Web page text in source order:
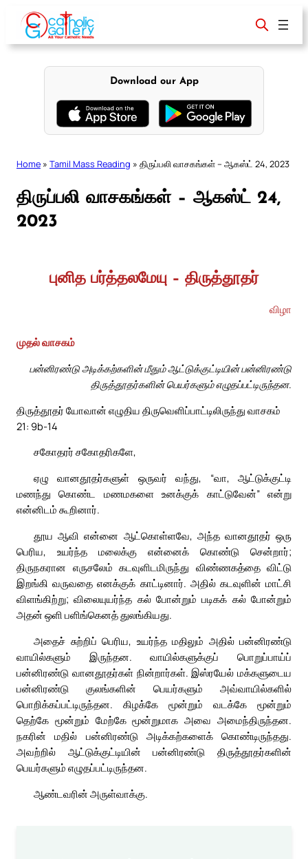
content
Download our App
Home » Tamil Mass Reading » திருப்பலி வாசகங்கள் – ஆகஸ்ட் 24, 2023
திருப்பலி வாசகங்கள் – ஆகஸ்ட் 24,
2023
புனித பர்த்தலமேயு – திருத்தூதர்
விழா
முதல் வாசகம்
பன்னிரண்டு அடிக்கற்களின் மீதும் ஆட்டுக்குட்டியின் பன்னிரண்டு
திருத்தூதர்களின் பெயர்களும் எழுதப்பட்டிருந்தன.
திருத்தூதர் யோவான் எழுதிய திருவெளிப்பாட்டிலிருந்து வாசகம்
21: 9b-14
சகோதரர் சகோதரிகளே,
ஏழு வானதூதர்களுள் ஒருவர் வந்து, “வா, ஆட்டுக்குட்டி
மணந்து கொண்ட மணமகளை உனக்குக் காட்டுவேன்” என்று
என்னிடம் கூறினார்.
தூய ஆவி என்னை ஆட்கொள்ளவே, அந்த வானதூதர் ஒரு
பெரிய, உயர்ந்த மலைக்கு என்னைக் கொண்டு சென்றார்;
திருநகரான எருசலேம் கடவுளிடமிருந்து விண்ணகத்தை விட்டு
இறங்கி வருவதை எனக்குக் காட்டினார். அதில் கடவுளின் மாட்சி
விளங்கிற்று; விலையுயர்ந்த கல் போன்றும் படிகக் கல் போன்றும்
அதன் ஒளி பளிங்கெனத் துலங்கியது.
அதைச் சுற்றிப் பெரிய, உயர்ந்த மதிலும் அதில் பன்னிரண்டு
வாயில்களும் இருந்தன. வாயில்களுக்குப் பொறுப்பாய்ப்
பன்னிரண்டு வானதூதர்கள் நின்றார்கள். இஸ்ரயேல் மக்களுடைய
பன்னிரண்டு குலங்களின் பெயர்களும் அவ்வாயில்களில்
பொறிக்கப்பட்டிருந்தன. கிழக்கே மூன்றும் வடக்கே மூன்றும்
தெற்கே மூன்றும் மேற்கே மூன்றுமாக அவை அமைந்திருந்தன.
நகரின் மதில் பன்னிரண்டு அடிக்கற்களைக் கொண்டிருந்தது.
அவற்றில் ஆட்டுக்குட்டியின் பன்னிரண்டு திருத்தூதர்களின்
பெயர்களும் எழுதப்பட்டிருந்தன.
ஆண்டவரின் அருள்வாக்கு.